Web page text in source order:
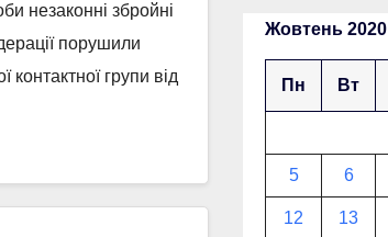
незаконні збройні
порушили
контактної групи від
Жовтень 2020
Пн Вт
5 6
12 13